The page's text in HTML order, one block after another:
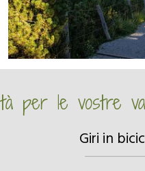
per le vostre
Giri in